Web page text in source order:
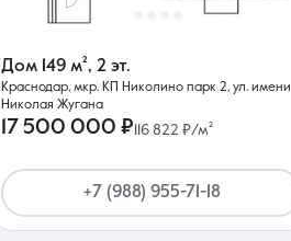
Дом 149 м², 2 эт.
Краснодар, мкр. КП Николино парк 2, ул. имени
Николая Жугана
17 500 000 ₽ 116 822 ₽/м²
+7 (988) 955-71-18